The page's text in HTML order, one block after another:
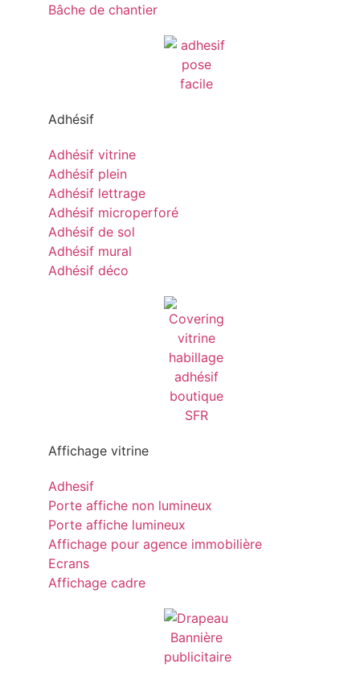
Bâche de chantier
Adhésif
Adhésif vitrine
Adhésif plein
Adhésif lettrage
Adhésif microperforé
Adhésif de sol
Adhésif mural
Adhésif déco
Affichage vitrine
Adhesif
Porte affiche non lumineux
Porte affiche lumineux
Affichage pour agence immobilière
Ecrans
Affichage cadre